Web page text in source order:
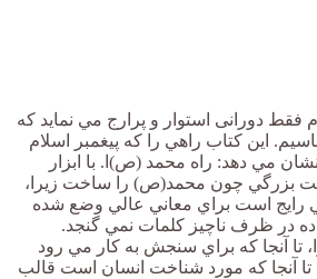
فقط دورانی استوار و پرارج مي نمايد كه
اين كتاب راهي را كه پيغمبر اسلام
مي دهد: راه محمد (ص)ا. با ابزار
بزرگي چون محمد(ص) را ساخت زيرا،
رايج است براي معاني عالي وضع شده
در ظرف ناچيز كلمات نمي گنجد.
تا آنجا كه براي سنجش به كار مي رود
تا آنجا كه مورد شناخت انسان است قالب